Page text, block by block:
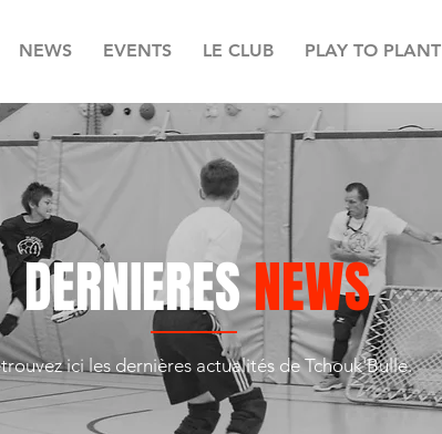
NEWS EVENTS LE CLUB PLAY TO PLANT
DERNIERESNEWS
ici les dernières actualités de Tchouk'Bulle.